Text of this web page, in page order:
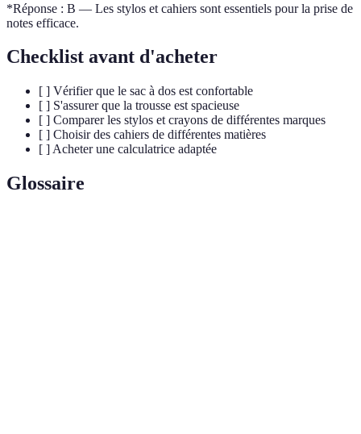
*Réponse : B — Les stylos et cahiers sont essentiels pour la prise de
notes efficace.
Checklist avant d'acheter
[ ] Vérifier que le sac à dos est confortable
[ ] S'assurer que la trousse est spacieuse
[ ] Comparer les stylos et crayons de différentes marques
[ ] Choisir des cahiers de différentes matières
[ ] Acheter une calculatrice adaptée
Glossaire